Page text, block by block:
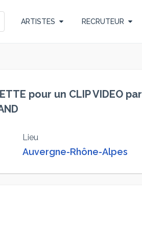
ARTISTES RECRUTEUR
pour un CLIP VIDEO par
Lieu
Auvergne-Rhône-Alpes